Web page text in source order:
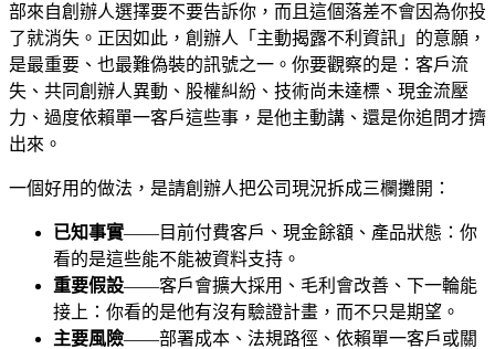
部來自創辦人選擇要不要告訴你，而且這個落差不會因為你投
了就消失。正因如此，創辦人「主動揭露不利資訊」的意願，
是最重要、也最難偽裝的訊號之一。你要觀察的是：客戶流
失、共同創辦人異動、股權糾紛、技術尚未達標、現金流壓
力、過度依賴單一客戶這些事，是他主動講、還是你追問才擠
出來。
一個好用的做法，是請創辦人把公司現況拆成三欄攤開：
已知事實——目前付費客戶、現金餘額、產品狀態：你
看的是這些能不能被資料支持。
重要假設——客戶會擴大採用、毛利會改善、下一輪能
接上：你看的是他有沒有驗證計畫，而不只是期望。
主要風險——部署成本、法規路徑、依賴單一客戶或關